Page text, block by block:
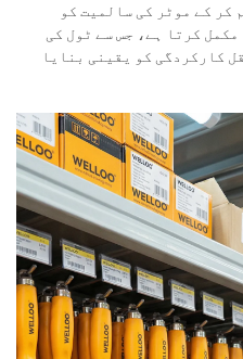
کر کے موٹر کی سالمیت کو
کرتا ہے، جس سے ٹول کی
کارکردگی کو یقینی بنایا